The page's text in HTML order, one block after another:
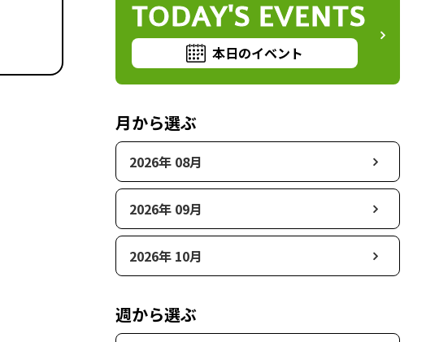
TODAY'S EVENTS
本日のイベント
月から選ぶ
2026年 08月
2026年 09月
2026年 10月
週から選ぶ